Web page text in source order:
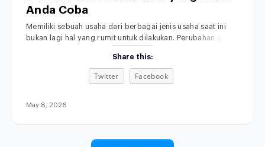
Anda Coba
Memiliki sebuah usaha dari berbagai jenis usaha saat ini
bukan lagi hal yang rumit untuk dilakukan. Perubahan gaya
informasi membuat siapa pun punya kesempatan untuk
memulai bisnis, bahkan dari skala kecil sekalipun.
Menariknya, di tahun 2026, peluang usaha tidak hanya
Share this:
Twitter Facebook
May 8, 2026